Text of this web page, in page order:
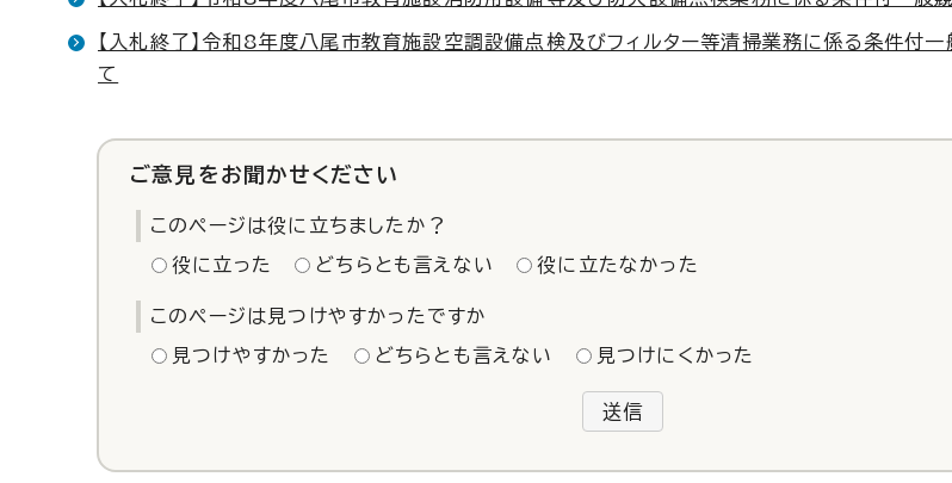
【入札終了】令和8年度八尾市教育施設空調設備点検及びフィルター等清掃業務に係る条件付
て
ご意見をお聞かせください
このページは役に立ちましたか？
役に立った どちらとも言えない 役に立たなかった
このページは見つけやすかったですか
見つけやすかった どちらとも言えない 見つけにくかった
送信